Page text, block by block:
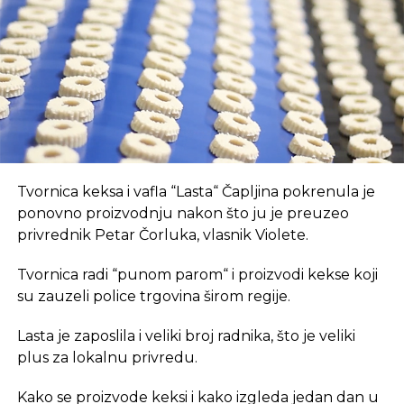
suvremeni način rada.
REKLAMA
U coworking prostoru, radnici su okruženi sličnim
profesionalcima, što potiče produktivnost i radnu
atmosferu koju je teško postići u kućnom
Dodatna prednost coworkinga je umrežavanje i
prostoru omogućava razmjenu ideja, kontakata i
suradnji, čime coworking prostor postaje inkubator
Tvornica keksa i vafla “Lasta“ Čapljina pokrenula je
ponovno proizvodnju nakon što ju je preuzeo
privrednik Petar Čorluka, vlasnik Violete.
Tvornica radi “punom parom“ i proizvodi kekse koji
su zauzeli police trgovina širom regije.
Lasta je zaposlila i veliki broj radnika, što je veliki
plus za lokalnu privredu.
Kako se proizvode keksi i kako izgleda jedan dan u